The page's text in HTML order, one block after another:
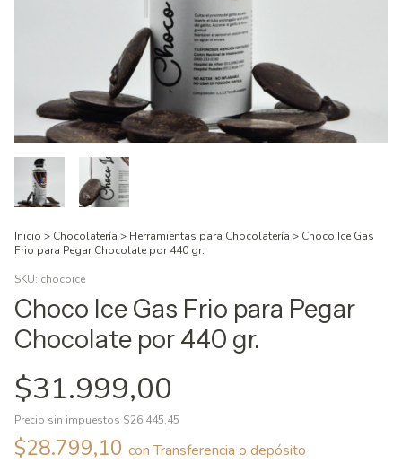
Inicio > Chocolatería > Herramientas para Chocolatería > Choco Ice Gas
Frio para Pegar Chocolate por 440 gr.
SKU: chocoice
Choco Ice Gas Frio para Pegar
Chocolate por 440 gr.
$31.999,00
Precio sin impuestos $26.445,45
$28.799,10 con Transferencia o depósito